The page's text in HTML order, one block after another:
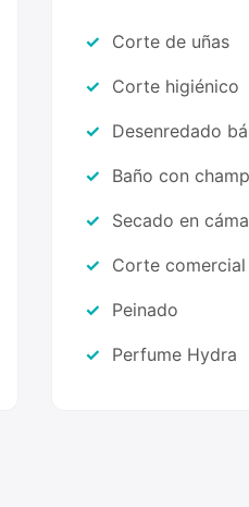
Corte de uñas
Corte higiénico
Desenredado
Baño con
Secado en
Corte
Peinado
Perfume Hydra